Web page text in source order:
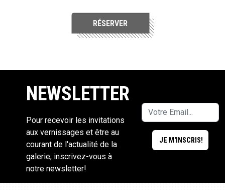
RÉSERVER
NEWSLETTER
Pour recevoir les invitations
aux vernissages et être au
courant de l'actualité de la
galerie, inscrivez-vous à
notre newsletter!